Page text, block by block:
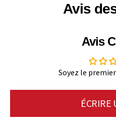
Avis
Avis
Soyez le
ÉCRIRE